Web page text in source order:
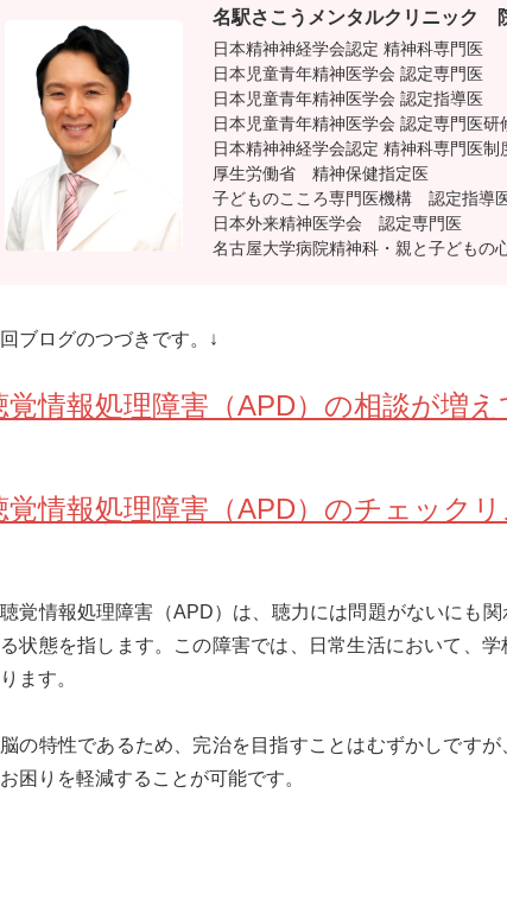
名駅さこうメンタルクリニック
日本精神神経学会認定 精神科専門医
日本児童青年精神医学会 認定専門医
日本児童青年精神医学会 認定指導医
日本児童青年精神医学会 認定専門医研
日本精神神経学会認定 精神科専門医制
厚生労働省 精神保健指定医
子どものこころ専門医機構 認定指導
日本外来精神医学会 認定専門医
名古屋大学病院精神科・親と子ども
ブログのつづきです。↓
覚情報処理障害（APD）の相談が増え
覚情報処理障害（APD）のチェックリ
情報処理障害（APD）は、聴力には問題がないにも関
状態を指します。この障害では、日常生活において、
ます。
特性であるため、完治を目指すことはむずかしですが
困りを軽減することが可能です。